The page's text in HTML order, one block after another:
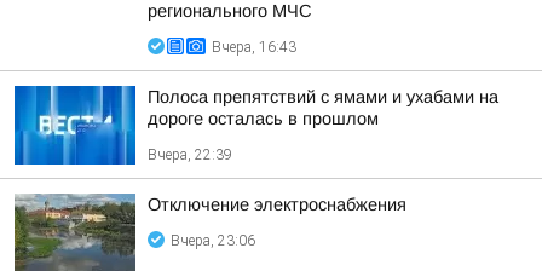
регионального МЧС
Вчера, 16:43
Полоса препятствий с ямами и ухабами на
дороге осталась в прошлом
Вчера, 22:39
Отключение электроснабжения
Вчера, 23:06